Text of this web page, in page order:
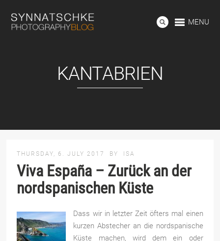
MENU
KANTABRIEN
THURSDAY, 6. JULY 2017 BY ISA
Viva España – Zurück an der
nordspanischen Küste
Dass wir in letzter Zeit öfters mal einen
kurzen Abstecher an die nordspanische
Küste machen, wird dem ein oder